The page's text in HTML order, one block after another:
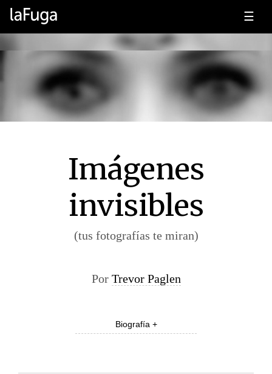
☰
Imágenes
invisibles
(tus fotografías te miran)
Por Trevor Paglen
Biografía +